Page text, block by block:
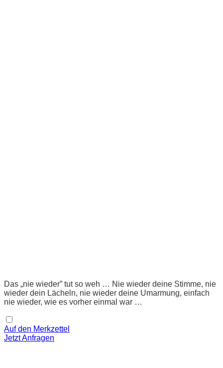
Das „nie wieder” tut so weh … Nie wieder deine Stimme, nie
wieder dein Lächeln, nie wieder deine Umarmung, einfach
nie wieder, wie es vorher einmal war …
Auf den Merkzettel
Jetzt Anfragen